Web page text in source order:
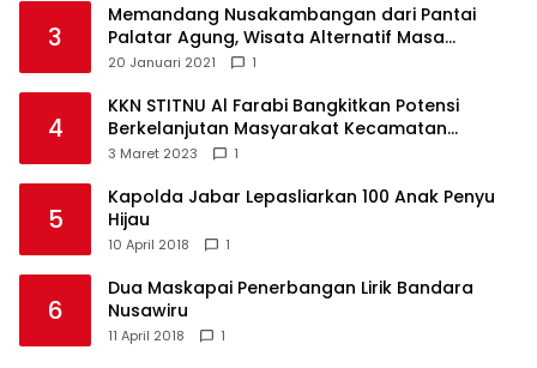
3
Memandang Nusakambangan dari Pantai
Palatar Agung, Wisata Alternatif Masa
Pandemi
20 Januari 2021 1
4
KKN STITNU Al Farabi Bangkitkan Potensi
Berkelanjutan Masyarakat Kecamatan
Langkaplancar
3 Maret 2023 1
5
Kapolda Jabar Lepasliarkan 100 Anak Penyu
Hijau
10 April 2018 1
6
Dua Maskapai Penerbangan Lirik Bandara
Nusawiru
11 April 2018 1